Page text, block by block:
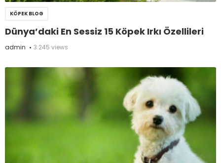
KÖPEK BLOG
Dünya’daki En Sessiz 15 Köpek Irkı Özellileri
admin 3.245 views